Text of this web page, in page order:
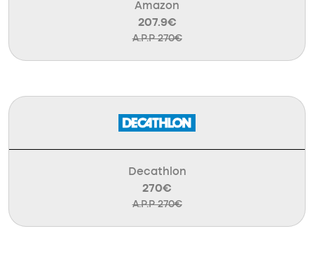
Amazon
207.9€
A.P.P 270€
Decathlon
270€
A.P.P 270€